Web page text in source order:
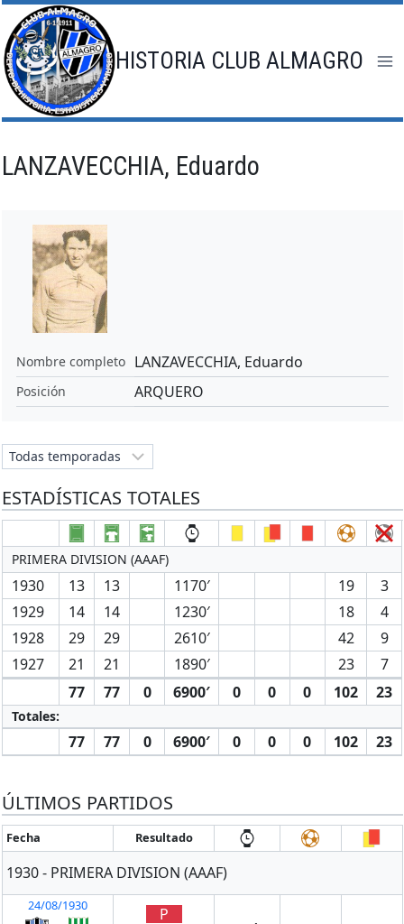
Saltar
al
contenido
HISTORIA CLUB ALMAGRO
LANZAVECCHIA, Eduardo
Nombre completo LANZAVECCHIA, Eduardo
Posición ARQUERO
ESTADÍSTICAS TOTALES
PRIMERA DIVISION (AAAF)
1930 13 13 1170′ 19
3
1929
14 14 1230′ 18
4
1928
29 29 2610′ 42
9
1927
21 21 1890′ 23
7
77
77 0 6900′ 0 0 0 102 23
Totales:
77 77 0 6900′ 0 0 0 102 23
ÚLTIMOS PARTIDOS
Fecha Resultado
1930 - PRIMERA DIVISION (AAAF)
24/08/1930 P